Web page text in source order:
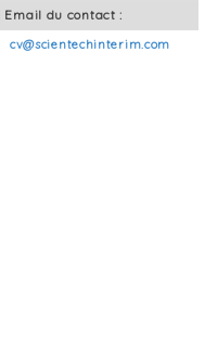
Email du contact :
cv@scientechinterim.com